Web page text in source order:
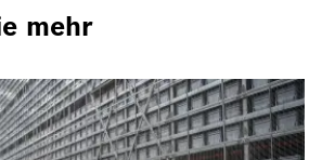
mehr